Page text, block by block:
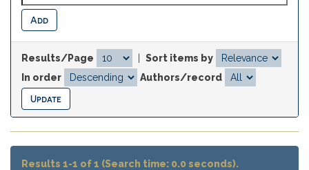
Results/Page
Sort items by
In order
Authors/record
Results 1-1 of 1 (Search time: 0.0 seconds).